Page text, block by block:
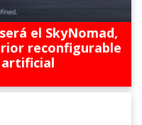
el SkyNomad,
reconfigurable